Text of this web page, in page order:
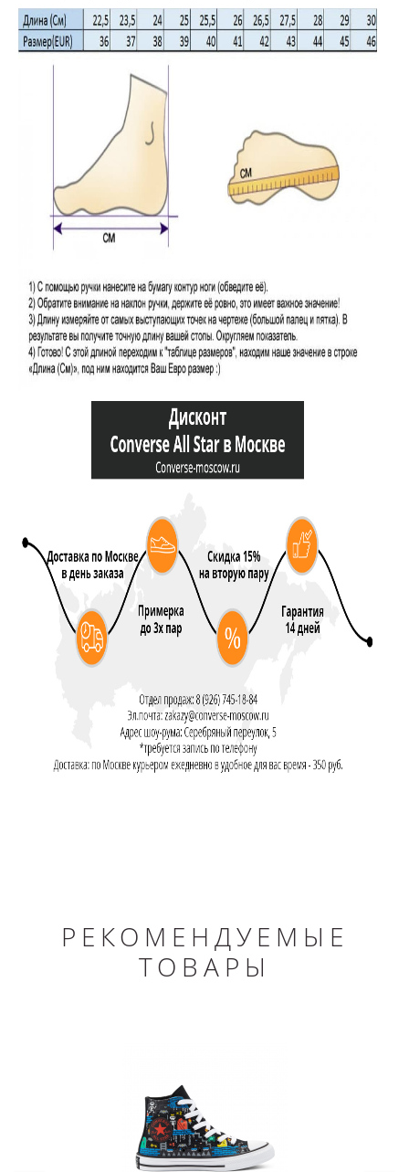
РЕКОМЕНДУЕМЫЕ
ТОВАРЫ